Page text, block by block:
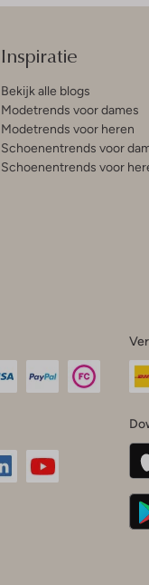
Inspiratie
Bekijk alle blogs
Modetrends voor dames
Modetrends voor heren
Schoenentrends voor
Schoenentrends voor